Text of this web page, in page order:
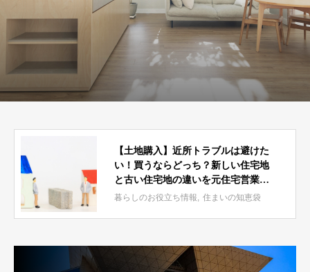
【土地購入】近所トラブルは避けた
い！買うならどっち？新しい住宅地
と古い住宅地の違いを元住宅営業が
徹底解説【戸建て】
暮らしのお役立ち情報 住まいの知恵袋